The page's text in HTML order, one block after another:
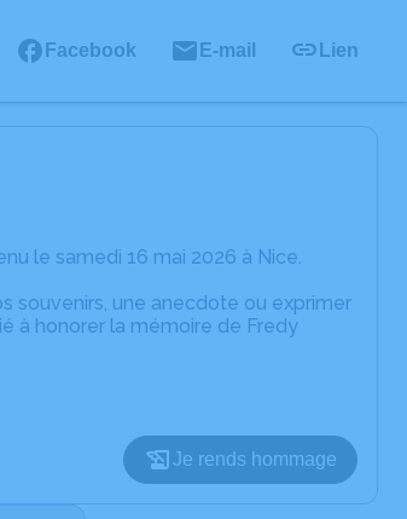
Facebook E-mail Lien
le samedi 16 mai 2026 à Nice.
souvenirs, une anecdote ou exprimer
à honorer la mémoire de Fredy
Je rends hommage